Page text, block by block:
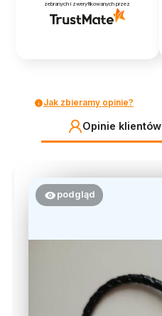
zebranych i zweryfikowanych przez
Jak zbieramy opinie?
Opinie klientów
podgląd